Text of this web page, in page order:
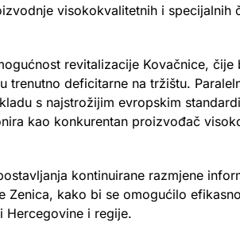
visokokvalitetnih i
revitalizacije Kovačnice,
trenutno deficitarne na tržištu.
s najstrožijim evropskim
kao konkurentan proizvođač
kontinuirane razmjene
Zenica, kako bi se omogućilo
Hercegovine i regije.